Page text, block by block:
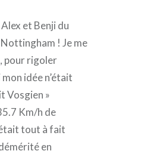
et Benji du
! Je me
pour rigoler
idée n’était
Vosgien »
Km/h de
tout à fait
en